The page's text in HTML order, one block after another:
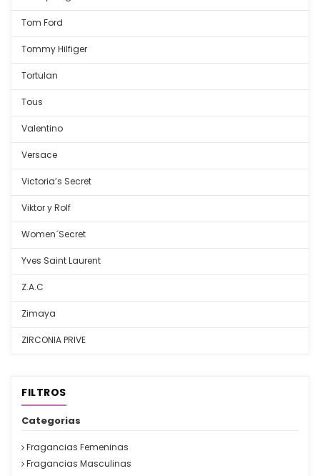
Tom Ford
Tommy Hilfiger
Tortulan
Tous
Valentino
Versace
Victoria’s Secret
Viktor y Rolf
Women´Secret
Yves Saint Laurent
Z.A.C
Zimaya
ZIRCONIA PRIVE
FILTROS
Categorias
Fragancias Femeninas
Fragancias Masculinas